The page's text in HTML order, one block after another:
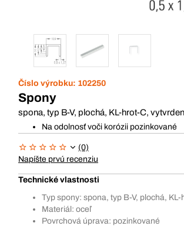
Číslo výrobku: 102250
Spony
spona, typ B-V, plochá, KL-hrot-C,
Na odolnosť voči korózii pozinkované
(0)
Napíšte prvú recenziu
Technické vlastnosti
Typ spony: spona, typ B-V, plochá,
Materiál: oceľ
Povrchová úprava: pozinkované